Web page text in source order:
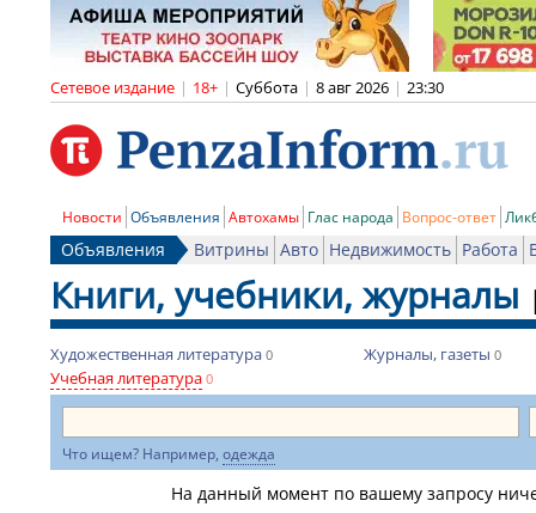
Сетевое издание | 18+ | Суббота | 8 авг 2026 | 23:30
Новости Объявления Автохамы Глас народа Вопрос-ответ
Объявления Витрины Авто Недвижимость Работа
Книги, учебники, журналы
Художественная литература 0
Учебная литература 0
Журналы, газеты 0
Что ищем? Например, одежда
На данный момент по вашему запросу